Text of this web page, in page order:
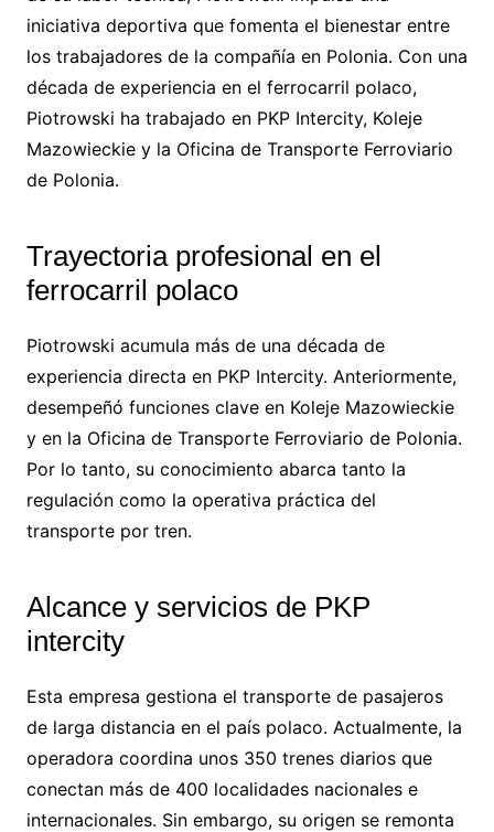
iniciativa deportiva que fomenta el bienestar entre
los trabajadores de la compañía en Polonia. Con una
década de experiencia en el ferrocarril polaco,
Piotrowski ha trabajado en PKP Intercity, Koleje
Mazowieckie y la Oficina de Transporte Ferroviario
de Polonia.
Trayectoria profesional en el
ferrocarril polaco
Piotrowski acumula más de una década de
experiencia directa en PKP Intercity. Anteriormente,
desempeñó funciones clave en Koleje Mazowieckie
y en la Oficina de Transporte Ferroviario de Polonia.
Por lo tanto, su conocimiento abarca tanto la
regulación como la operativa práctica del
transporte por tren.
Alcance y servicios de PKP
intercity
Esta empresa gestiona el transporte de pasajeros
de larga distancia en el país polaco. Actualmente, la
operadora coordina unos 350 trenes diarios que
conectan más de 400 localidades nacionales e
internacionales. Sin embargo, su origen se remonta